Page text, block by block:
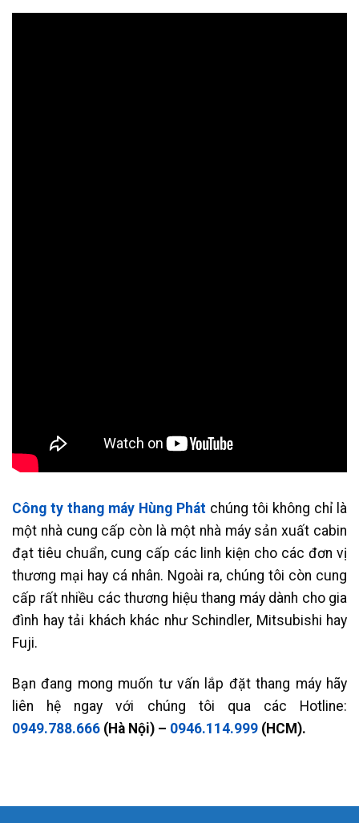
Công ty thang máy Hùng Phát chúng tôi không chỉ là
một nhà cung cấp còn là một nhà máy sản xuất cabin
đạt tiêu chuẩn, cung cấp các linh kiện cho các đơn vị
thương mại hay cá nhân. Ngoài ra, chúng tôi còn cung
cấp rất nhiều các thương hiệu thang máy dành cho gia
đình hay tải khách khác như Schindler, Mitsubishi hay
Fuji.
Bạn đang mong muốn tư vấn lắp đặt thang máy hãy
liên hệ ngay với chúng tôi qua các Hotline:
0949.788.666 (Hà Nội) – 0946.114.999 (HCM).